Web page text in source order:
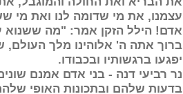
עצמנו, את מי שדומה לנו ואת מי
אדם! הילל הזקן אמר: "מה
ברוך אתה ה' אלוהינו מלך
יפגעו ברגשותיו ובכבודו.
נר רביעי דנה - בני אדם אמנם
בדעות שלהם ובתכונות האופי